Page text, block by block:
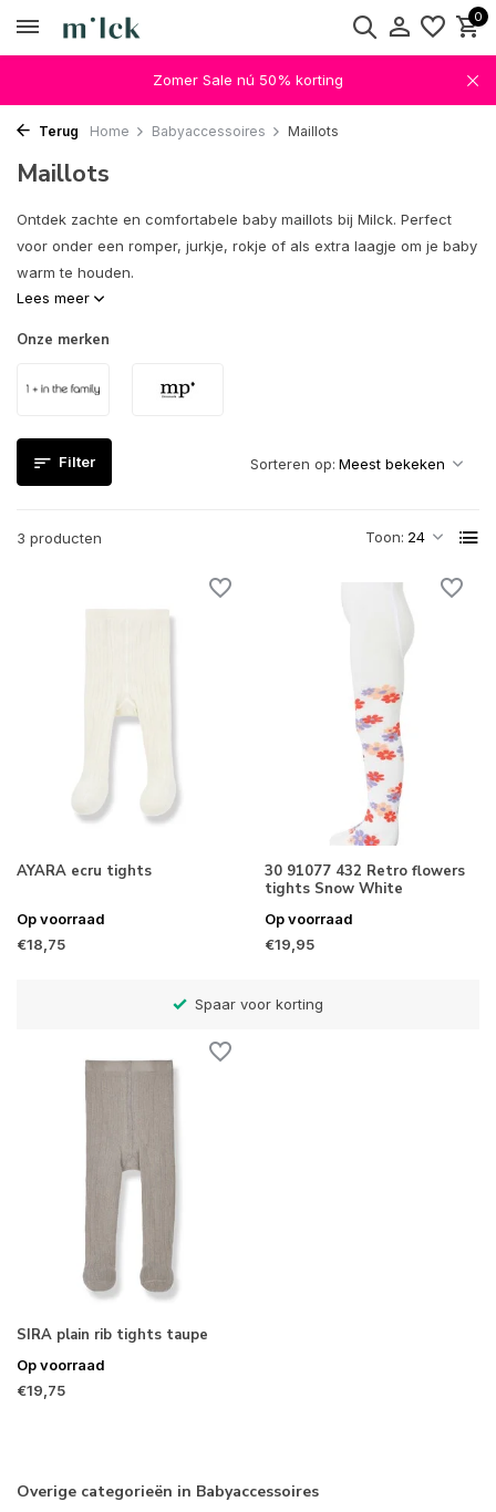
0
Zomer Sale nú 50% korting
Terug Home Babyaccessoires Maillots
Maillots
Ontdek zachte en comfortabele baby maillots bij Milck. Perfect
voor onder een romper, jurkje, rokje of als extra laagje om je baby
warm te houden.
Lees meer
Onze merken
Filter
3 producten Toon:
Sorteren op:
AYARA ecru tights
Op voorraad
€18,75
30 91077 432 Retro flowers
tights Snow White
Op voorraad
€19,95
Spaar voor korting
SIRA plain rib tights taupe
Op voorraad
€19,75
Overige categorieën in Babyaccessoires